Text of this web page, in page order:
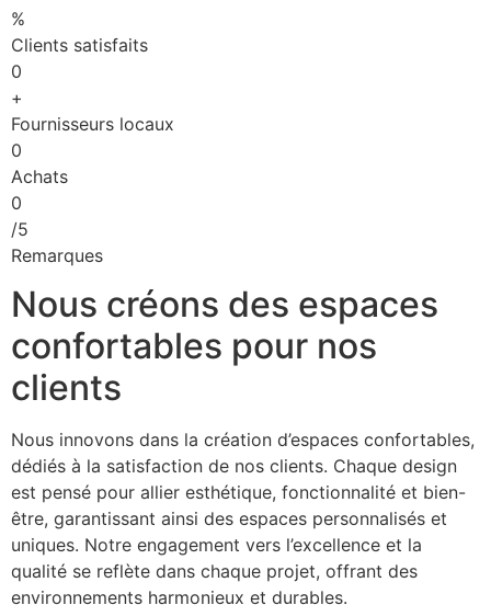
%
Clients satisfaits
0
+
Fournisseurs locaux
0
Achats
0
/5
Remarques
Nous créons des espaces
confortables pour nos
clients
Nous innovons dans la création d’espaces confortables,
dédiés à la satisfaction de nos clients. Chaque design
est pensé pour allier esthétique, fonctionnalité et bien-
être, garantissant ainsi des espaces personnalisés et
uniques. Notre engagement vers l’excellence et la
qualité se reflète dans chaque projet, offrant des
environnements harmonieux et durables.